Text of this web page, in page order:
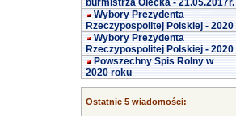
burmistrza Olecka - 21.05.2017r.
Wybory Prezydenta
Rzeczypospolitej Polskiej - 2020
Wybory Prezydenta
Rzeczypospolitej Polskiej - 2020
Powszechny Spis Rolny w
2020 roku
Ostatnie 5 wiadomości: